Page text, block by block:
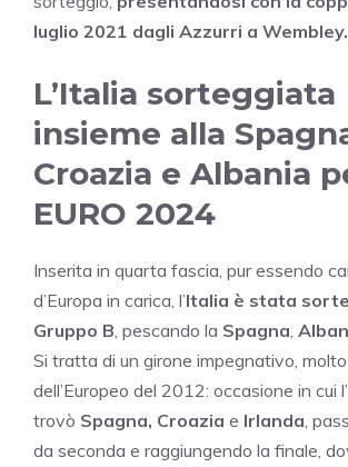
luglio 2021 dagli Azzurri a Wembley.
L’Italia sorteggiata
insieme alla
Croazia e Albania
EURO 2024
Inserita in quarta fascia, pur essendo
d’Europa in carica, l’Italia è stata
Gruppo B , pescando la Spagna
Si tratta di un girone impegnativo,
dell’Europeo del 2012: occasione in cui
trovò Spagna, Croazia e Irlanda ,
da seconda e raggiungendo la finale,